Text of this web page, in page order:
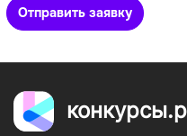
Отправить заявку